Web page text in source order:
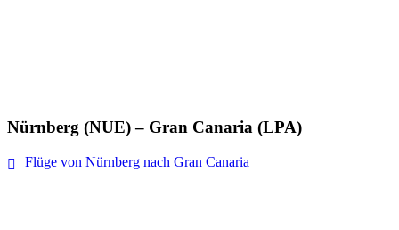
Nürnberg (NUE) – Gran Canaria (LPA)
Flüge von Nürnberg nach Gran Canaria